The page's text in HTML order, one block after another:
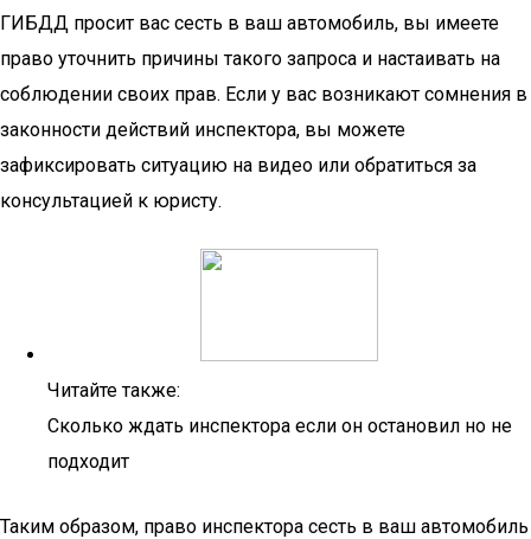
ГИБДД просит вас сесть в ваш автомобиль, вы имеете
право уточнить причины такого запроса и настаивать на
соблюдении своих прав. Если у вас возникают сомнения в
законности действий инспектора, вы можете
зафиксировать ситуацию на видео или обратиться за
консультацией к юристу.
Читайте также:
Сколько ждать инспектора если он остановил но не
подходит
Таким образом, право инспектора сесть в ваш автомобиль